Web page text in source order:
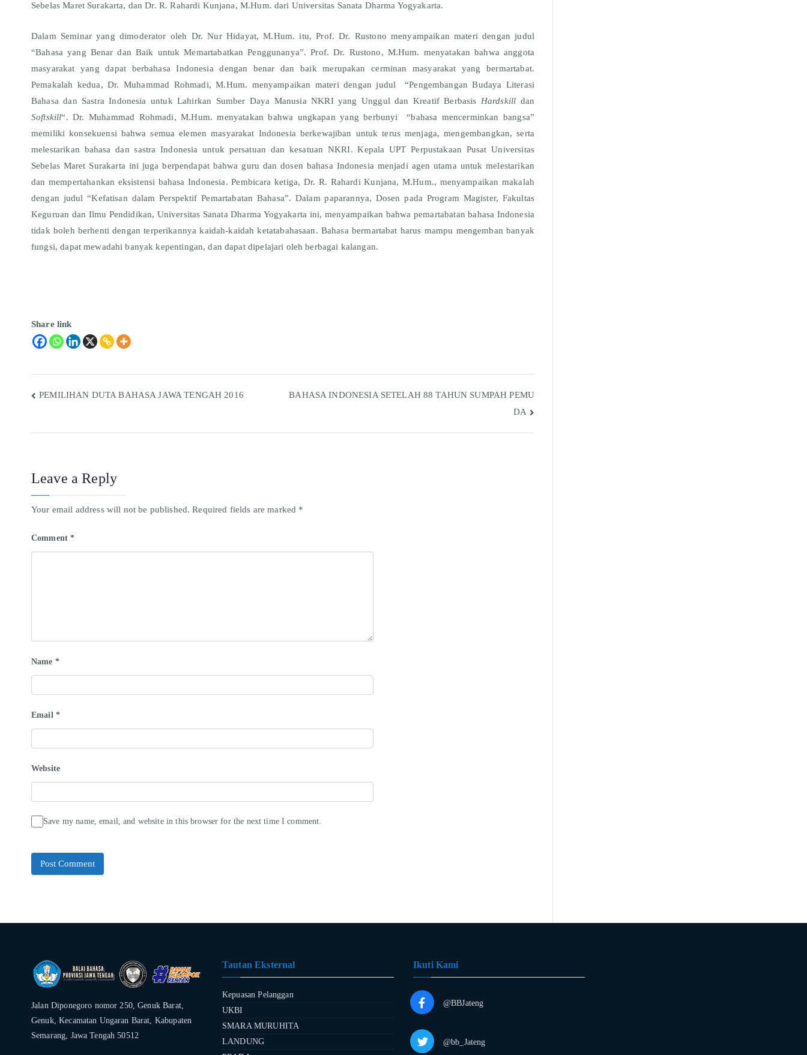
Sebelas Maret Surakarta, dan Dr. R. Rahardi Kunjana, M.Hum. dari Universitas Sanata Dharma Yogyakarta.
Dalam Seminar yang dimoderator oleh Dr. Nur Hidayat, M.Hum. itu, Prof. Dr. Rustono menyampaikan materi dengan judul
“Bahasa yang Benar dan Baik untuk Memartabatkan Penggunanya”. Prof. Dr. Rustono, M.Hum. menyatakan bahwa anggota
masyarakat yang dapat berbahasa Indonesia dengan benar dan baik merupakan cerminan masyarakat yang bermartabat.
Pemakalah kedua, Dr. Muhammad Rohmadi, M.Hum. menyampaikan materi dengan judul
“Pengembangan Budaya Literasi
Bahasa dan Sastra Indonesia untuk Lahirkan Sumber Daya Manusia NKRI yang Unggul dan Kreatif Berbasis Hardskill dan
Softskill“. Dr. Muhammad Rohmadi, M.Hum. menyatakan bahwa ungkapan yang berbunyi “bahasa mencerminkan bangsa”
memiliki konsekuensi bahwa semua elemen masyarakat Indonesia berkewajiban untuk terus menjaga, mengembangkan, serta
melestarikan bahasa dan sastra Indonesia untuk persatuan dan kesatuan NKRI. Kepala UPT Perpustakaan Pusat Universitas
Sebelas Maret Surakarta ini juga berpendapat bahwa guru dan dosen bahasa Indonesia menjadi agen utama untuk melestarikan
dan mempertahankan eksistensi bahasa Indonesia. Pembicara ketiga, Dr. R. Rahardi Kunjana, M.Hum., menyampaikan makalah
dengan judul “Kefatisan dalam Perspektif Pemartabatan Bahasa”. Dalam paparannya, Dosen pada Program Magister, Fakultas
Keguruan dan Ilmu Pendidikan, Universitas Sanata Dharma Yogyakarta ini, menyampaikan bahwa pemartabatan bahasa Indonesia
tidak boleh berhenti dengan terperikannya kaidah-kaidah ketatabahasaan. Bahasa bermartabat harus mampu mengemban banyak
fungsi, dapat mewadahi banyak kepentingan, dan dapat dipelajari oleh berbagai kalangan.
Share link
PEMILIHAN DUTA BAHASA JAWA TENGAH 2016
BAHASA INDONESIA SETELAH 88 TAHUN SUMPAH PEMU
DA
Leave a Reply
Your email address will not be published. Required fields are marked *
Comment*
Name *
Email *
Website
Save my name, email, and website in this browser for the next time I comment.
Jalan Diponegoro nomor 250, Genuk Barat,
Genuk, Kecamatan Ungaran Barat, Kabupaten
Semarang, Jawa Tengah 50512
Tautan Eksternal
Kepuasan Pelanggan
UKBI
SMARA MURUHITA
LANDUNG
Ikuti Kami
@BBJateng
@bb_Jateng